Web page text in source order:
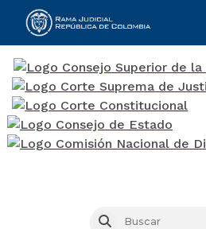
Buscar